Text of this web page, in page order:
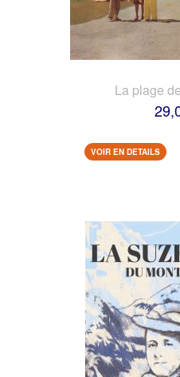
La plage
VOIR EN DETAILS